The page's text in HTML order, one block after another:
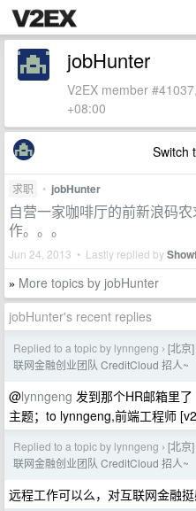
jobHunter
V2EX member
+08:00
Switch
求职 • jobHunter
自营一家咖啡厅的前新浪码
作。。。
Jun 24, 2013 • Lastly replied by
» More topics by jobHunter
jobHunter's recent replies
Replied to a topic by lynngeng › [北京
联网金融创业团队 CreditCloud 招人~
@lynngeng 发到那个HR邮箱里了
主题；to lynngeng,前端工程师
Replied to a topic by lynngeng › [北京
联网金融创业团队 CreditCloud 招人~
远程工作可以么，对互联网金融